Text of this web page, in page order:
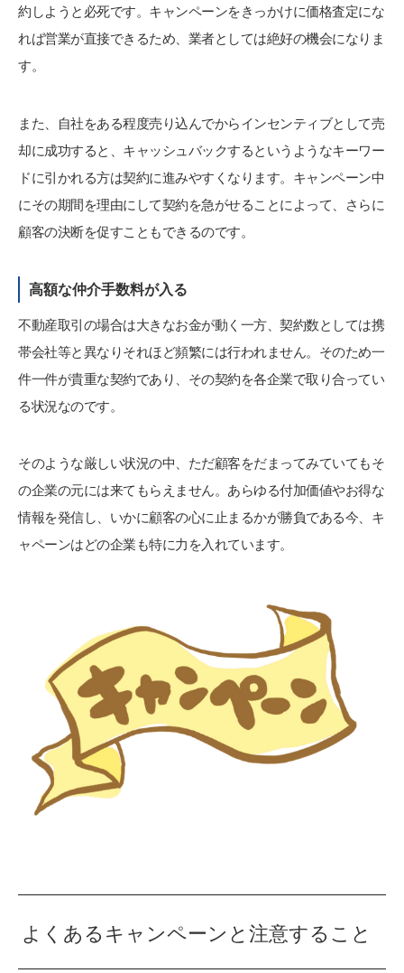
約しようと必死です。キャンペーンをきっかけに価格査定にな
れば営業が直接できるため、業者としては絶好の機会になりま
す。
また、自社をある程度売り込んでからインセンティブとして売
却に成功すると、キャッシュバックするというようなキーワー
ドに引かれる方は契約に進みやすくなります。キャンペーン中
にその期間を理由にして契約を急がせることによって、さらに
顧客の決断を促すこともできるのです。
高額な仲介手数料が入る
不動産取引の場合は大きなお金が動く一方、契約数としては携
帯会社等と異なりそれほど頻繁には行われません。そのため一
件一件が貴重な契約であり、その契約を各企業で取り合ってい
る状況なのです。
そのような厳しい状況の中、ただ顧客をだまってみていてもそ
の企業の元には来てもらえません。あらゆる付加価値やお得な
情報を発信し、いかに顧客の心に止まるかが勝負である今、キ
ャペーンはどの企業も特に力を入れています。
よくあるキャンペーンと注意すること